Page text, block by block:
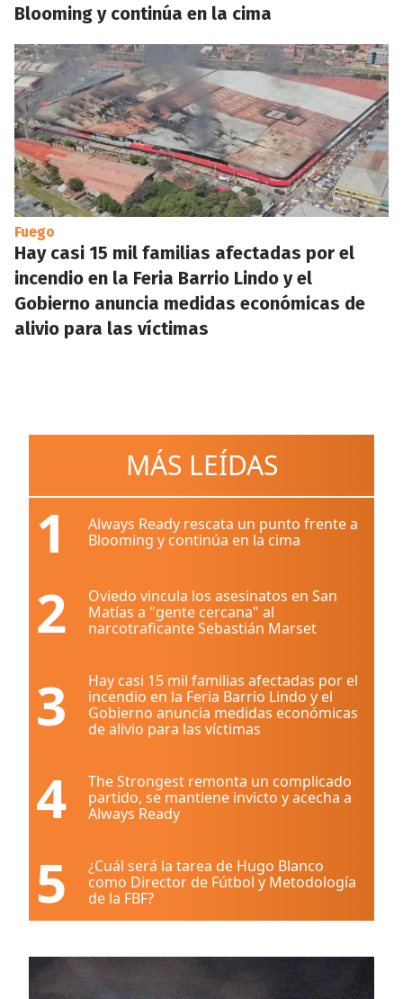
Blooming y continúa en la cima
Fuego
Hay casi 15 mil familias afectadas por el
incendio en la Feria Barrio Lindo y el
Gobierno anuncia medidas económicas de
alivio para las víctimas
MÁS LEÍDAS
1
Always Ready rescata un punto frente a
Blooming y continúa en la cima
2
Oviedo vincula los asesinatos en San
Matías a "gente cercana" al
narcotraficante Sebastián Marset
3
Hay casi 15 mil familias afectadas por el
incendio en la Feria Barrio Lindo y el
Gobierno anuncia medidas económicas
de alivio para las víctimas
4
The Strongest remonta un complicado
partido, se mantiene invicto y acecha a
Always Ready
5
¿Cuál será la tarea de Hugo Blanco
como Director de Fútbol y Metodología
de la FBF?